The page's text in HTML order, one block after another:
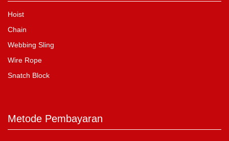
Hoist
Chain
Webbing Sling
Wire Rope
Snatch Block
Metode Pembayaran